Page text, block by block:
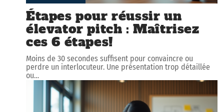
Étapes pour réussir un
élevator pitch : Maîtrisez
ces 6 étapes!
Moins de 30 secondes suffisent pour convaincre ou
perdre un interlocuteur. Une présentation trop détaillée
ou…